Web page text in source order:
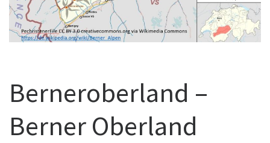
Berneroberland –
Berner Oberland